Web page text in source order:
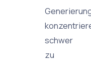
schwer
zu